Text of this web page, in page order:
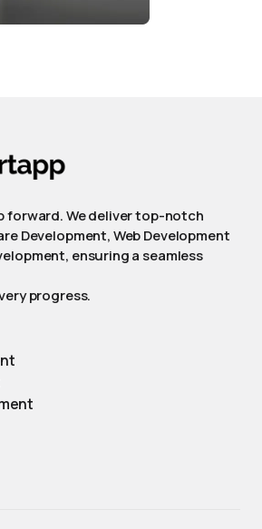
forward. We deliver top-notch
Development, Web Development
ensuring a seamless
progress.